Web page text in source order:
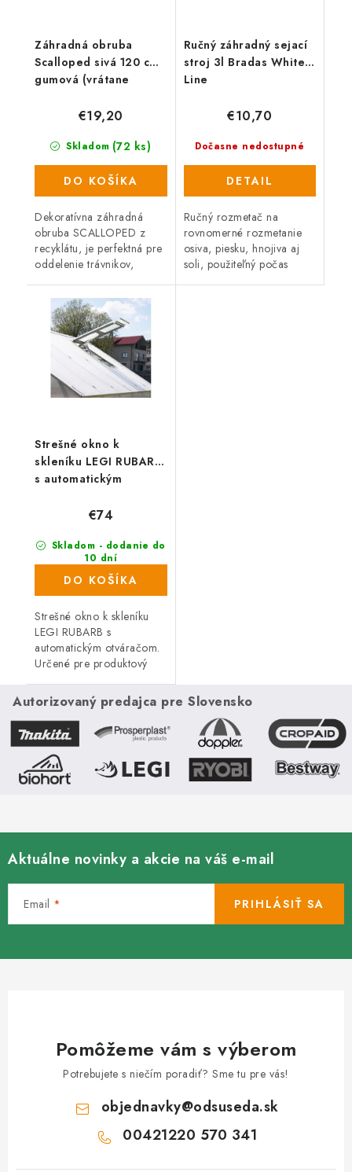
Záhradná obruba
Scalloped sivá 120 cm,
gumová (vrátane
Skladom (72 ks)
€19,20
DO KOŠÍKA
Dekoratívna záhradná
obruba SCALLOPED z
recyklátu, je perfektná pre
oddelenie trávnikov,
alebo miest na odpočinok
na záhrade. Pružný,
recyklovaný...
Ručný záhradný sejací
stroj 3l Bradas White
Line
Dočasne nedostupné
€10,70
DETAIL
Ručný rozmetač na
rovnomerné rozmetanie
osiva, piesku, hnojiva aj
soli, použiteľný počas
Strešné okno k
skleníku LEGI RUBARB
s automatickým
Skladom - dodanie do
10 dní
(4 ks)
€74
DO KOŠÍKA
Strešné okno k skleníku
LEGI RUBARB s
automatickým otváračom.
Určené pre produktový
automatický otvárač.
Farba: strieborná.
Hmotnosť: 4 kg.
Autorizovaný predajca pre Slovensko
Aktuálne novinky a akcie na váš e-mail
Email PRIHLÁSIŤ SA
Pomôžeme vám s výberom
Potrebujete s niečím poradiť? Sme tu pre vás!
objednavky@odsuseda.sk
00421220 570 341